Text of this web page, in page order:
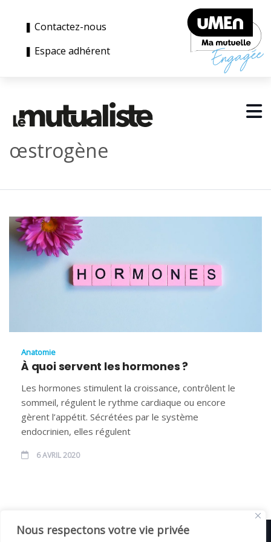
Nous respectons votre vie privée
❚ Contactez-nous
❚ Espace adhérent
œstrogène
Anatomie
À quoi servent les hormones ?
Les hormones stimulent la croissance, contrôlent le
sommeil, régulent le rythme cardiaque ou encore
gèrent l’appétit. Sécrétées par le système
endocrinien, elles régulent
6 AVRIL 2020